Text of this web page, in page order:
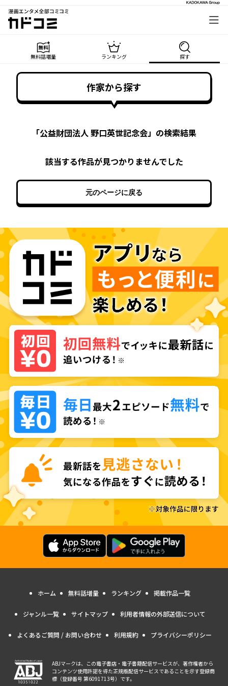
漫画エンタメ全部コミコミ
カドコミ
無料話増量 ランキング 探す
作家から探す
「公益財団法人 野口英世記念会」の検索結果
該当する作品が見つかりませんでした
元のページに戻る
ホーム 無料話増量 ランキング 掲載作品一覧
ジャンル一覧 サイトマップ 利用者情報の外部送信について
よくあるご質問 / お問い合わせ 利用規約 プライバシーポリシー
ABJマークは、この電子書店・電子書籍配信サービスが、著作権者から
コンテンツ使用許諾を得た正規版配信サービスであることを示す登録商
標（登録番号 第6091713号）です。